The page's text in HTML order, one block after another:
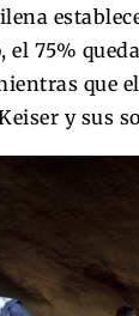
el 75%
que
y sus